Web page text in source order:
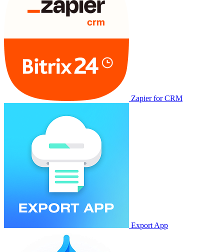
Zapier for CRM
Export App